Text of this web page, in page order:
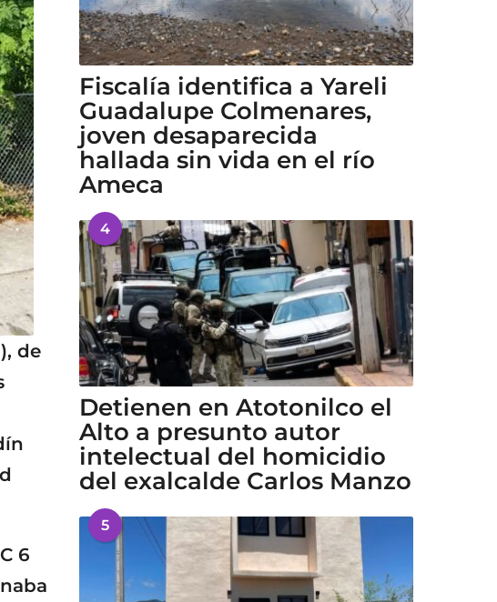
de
6
Fiscalía identifica a Yareli
Guadalupe Colmenares,
joven desaparecida
hallada sin vida en el río
Ameca
4
Detienen en Atotonilco el
Alto a presunto autor
intelectual del homicidio
del exalcalde Carlos Manzo
5